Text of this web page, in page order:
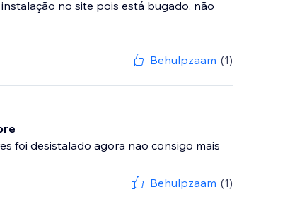
no site pois está bugado, não
Behulpzaam (1)
foi desistalado agora nao consigo mais
Behulpzaam (1)